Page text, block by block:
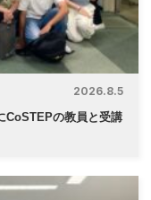
2026.8.5
CoSTEPの教員と受講